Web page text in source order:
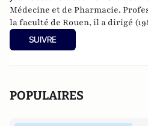
Médecine et de Pharmacie.
la faculté de Rouen, il a dirigé
recherche de
Président du Centre National de
SUIVRE
POPULAIRES